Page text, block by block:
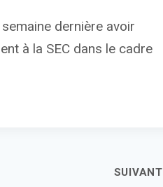
dernière avoir
à la SEC dans le cadre
SUIVANT